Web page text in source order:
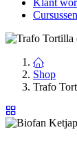
Klant
Cursussen
Shop
Trafo